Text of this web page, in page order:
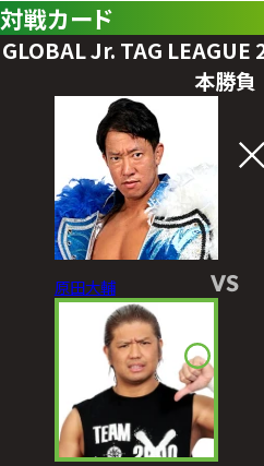
対戦カード
GLOBAL Jr. TAG
本勝負
原田大輔 VS